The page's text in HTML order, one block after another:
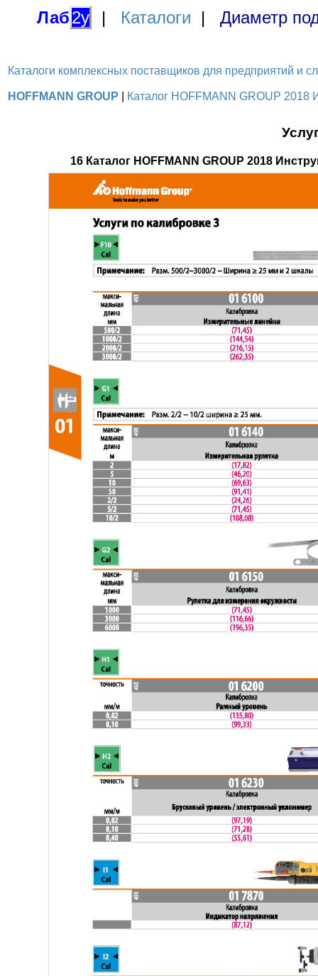
Лаб2у | Каталоги | Диаметр
Каталоги комплексных поставщиков для предприятий и
HOFFMANN GROUP Каталог HOFFMANN GROUP 2018
16 Каталог HOFFMANN GROUP 2018